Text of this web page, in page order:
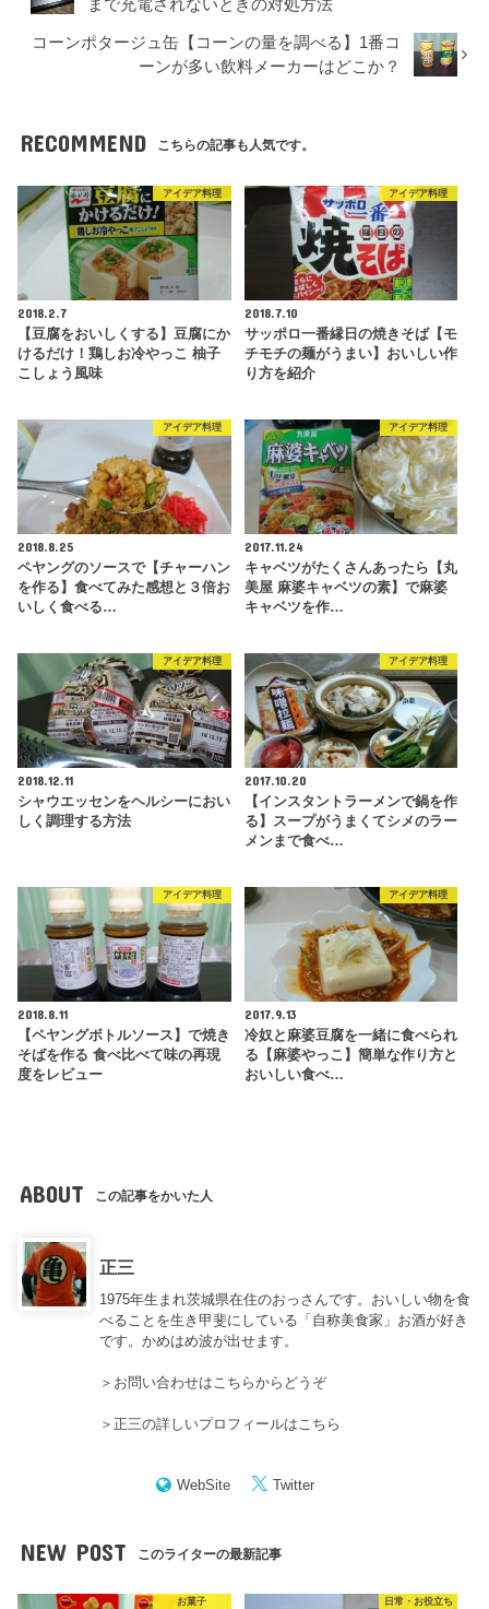
まで充電されないときの対処方法
コーンポタージュ缶【コーンの量を調べる】1番コ
ーンが多い飲料メーカーはどこか？
RECOMMEND こちらの記事も人気です。
アイデア料理
2018.2.7
【豆腐をおいしくする】豆腐にか
けるだけ！鶏しお冷やっこ 柚子
こしょう風味
アイデア料理
2018.7.10
サッポロ一番縁日の焼きそば【モ
チモチの麺がうまい】おいしい作
り方を紹介
アイデア料理
2018.8.25
ペヤングのソースで【チャーハン
を作る】食べてみた感想と３倍お
いしく食べる…
アイデア料理
2017.11.24
キャベツがたくさんあったら【丸
美屋 麻婆キャベツの素】で麻婆
キャベツを作…
アイデア料理
2018.12.11
シャウエッセンをヘルシーにおい
しく調理する方法
アイデア料理
2017.10.20
【インスタントラーメンで鍋を作
る】スープがうまくてシメのラー
メンまで食べ…
アイデア料理
2018.8.11
【ペヤングボトルソース】で焼き
そばを作る 食べ比べて味の再現
度をレビュー
アイデア料理
2017.9.13
冷奴と麻婆豆腐を一緒に食べられ
る【麻婆やっこ】簡単な作り方と
おいしい食べ…
ABOUT この記事をかいた人
正三
1975年生まれ茨城県在住のおっさんです。おいしい物を食
べることを生き甲斐にしている「自称美食家」お酒が好き
です。かめはめ波が出せます。
＞ お問い合わせはこちらからどうぞ
＞正三の詳しいプロフィールはこちら
WebSite Twitter
NEW POST このライターの最新記事
お菓子 日常・お役立ち